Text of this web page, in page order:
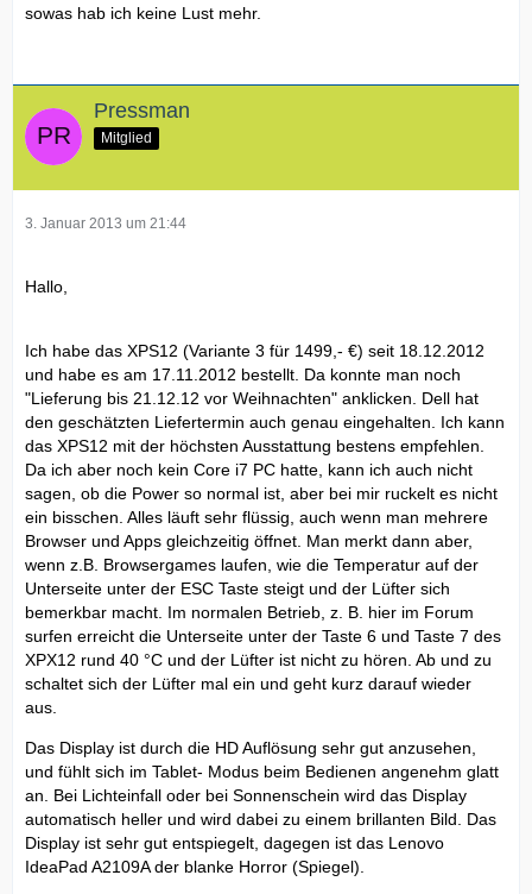
sowas hab ich keine Lust mehr.
Pressman
Mitglied
3. Januar 2013 um 21:44
Hallo,
Ich habe das XPS12 (Variante 3 für 1499,- €) seit 18.12.2012
und habe es am 17.11.2012 bestellt. Da konnte man noch
"Lieferung bis 21.12.12 vor Weihnachten" anklicken. Dell hat
den geschätzten Liefertermin auch genau eingehalten. Ich kann
das XPS12 mit der höchsten Ausstattung bestens empfehlen.
Da ich aber noch kein Core i7 PC hatte, kann ich auch nicht
sagen, ob die Power so normal ist, aber bei mir ruckelt es nicht
ein bisschen. Alles läuft sehr flüssig, auch wenn man mehrere
Browser und Apps gleichzeitig öffnet. Man merkt dann aber,
wenn z.B. Browsergames laufen, wie die Temperatur auf der
Unterseite unter der ESC Taste steigt und der Lüfter sich
bemerkbar macht. Im normalen Betrieb, z. B. hier im Forum
surfen erreicht die Unterseite unter der Taste 6 und Taste 7 des
XPX12 rund 40 °C und der Lüfter ist nicht zu hören. Ab und zu
schaltet sich der Lüfter mal ein und geht kurz darauf wieder
aus.
Das Display ist durch die HD Auflösung sehr gut anzusehen,
und fühlt sich im Tablet- Modus beim Bedienen angenehm glatt
an. Bei Lichteinfall oder bei Sonnenschein wird das Display
automatisch heller und wird dabei zu einem brillanten Bild. Das
Display ist sehr gut entspiegelt, dagegen ist das Lenovo
IdeaPad A2109A der blanke Horror (Spiegel).